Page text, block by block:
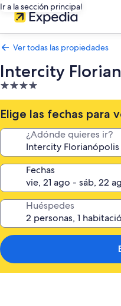
Ir a la sección principal
Ver todas las propiedades
Intercity
Propiedad
de
4.0
estrellas
Elige las fechas para
¿Adónde quieres ir?
Fechas
Huéspedes